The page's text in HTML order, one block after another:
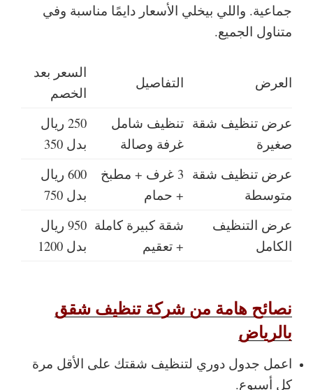
جماعية. واللي بيخلي الأسعار دايمًا مناسبة وفي
متناول الجميع.
العرض التفاصيل
السعر بعد
الخصم
عرض تنظيف شقة
صغيرة
تنظيف شامل
غرفة وصالة
250 ريال
بدل 350
عرض تنظيف شقة
متوسطة
3 غرف + مطبخ
+ حمام
600 ريال
بدل 750
عرض التنظيف
الكامل
شقة كبيرة كاملة
+ تعقيم
950 ريال
بدل 1200
نصائح هامة من شركة تنظيف شقق
بالرياض
اعمل جدول دوري لتنظيف شقتك على الأقل مرة
كل أسبوع.